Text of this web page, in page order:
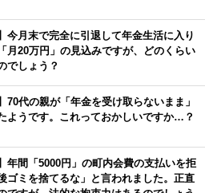
今月末で完全に引退して年金生活に入り
月20万円」の見込みですが、どのくらい
でしょう？
70代の親が「年金を受け取らないまま」
ようです。これっておかしいですか…？
年間「5000円」の町内会費の支払いを拒
ゴミを捨てるな」と言われました。正直